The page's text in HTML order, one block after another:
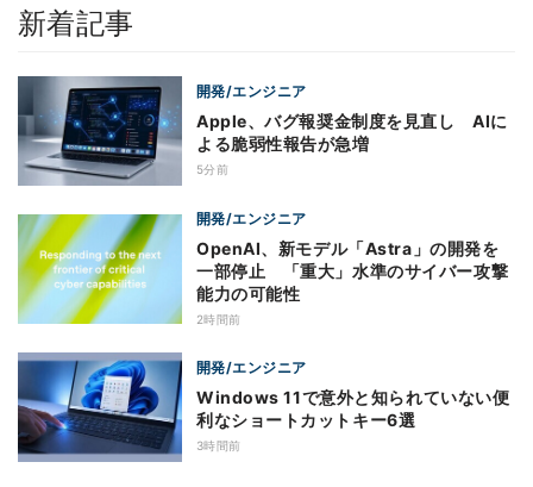
新着記事
開発/エンジニア
Apple、バグ報奨金制度を見直し AIに
よる脆弱性報告が急増
5分前
開発/エンジニア
OpenAI、新モデル「Astra」の開発を
一部停止 「重大」水準のサイバー攻撃
能力の可能性
2時間前
開発/エンジニア
Windows 11で意外と知られていない便
利なショートカットキー6選
3時間前